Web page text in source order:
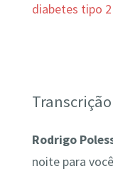
diabetes tipo 2
Rodrigo
noite para